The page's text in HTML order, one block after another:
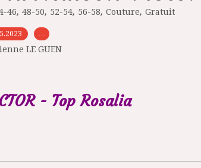
46, 48-50, 52-54, 56-58, Couture, Gratuit
…
LE GUEN
- Top Rosalia